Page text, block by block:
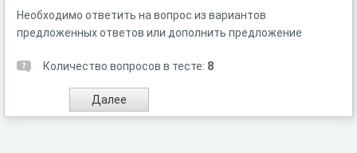
Необходимо ответить на вопрос из вариантов
предложенных ответов или дополнить предложение
Количество вопросов в тесте: 8